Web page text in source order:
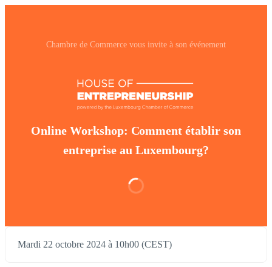
Chambre de Commerce vous invite à son événement
Online Workshop: Comment établir son
entreprise au Luxembourg?
Mardi 22 octobre 2024 à 10h00 (CEST)